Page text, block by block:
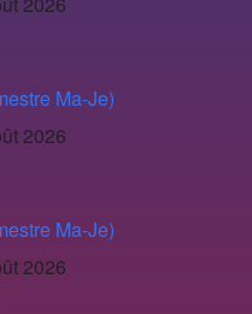
Ma-Je)
2026
Ma-Je)
2026